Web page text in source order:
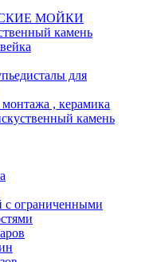
МОЙКИ
камень
для
, керамика
камень
с ограниченными